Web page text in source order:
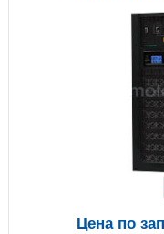
Цена по